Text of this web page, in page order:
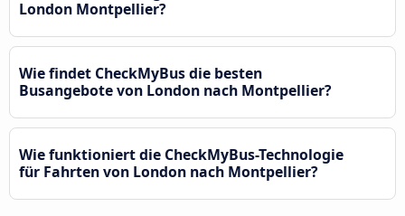
London Montpellier?
Wie findet CheckMyBus die besten
Busangebote von London nach Montpellier?
Wie funktioniert die CheckMyBus-Technologie
für Fahrten von London nach Montpellier?